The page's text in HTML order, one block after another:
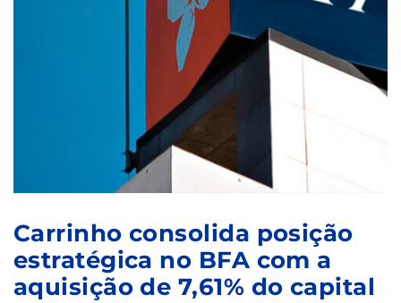
Carrinho consolida posição
estratégica no BFA com a
aquisição de 7,61% do capital